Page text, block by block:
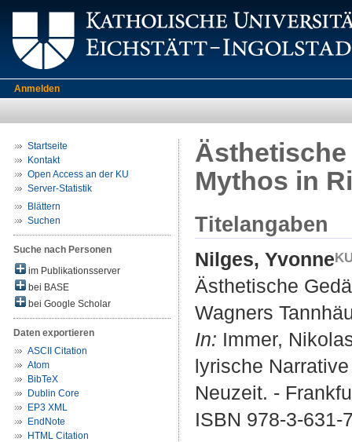
Anmelden
Startseite
Kontakt
Open Access an der KU
Server-Statistik
Blättern
Suchen
Suche nach Personen
im Publikationsserver
bei BASE
bei Google Scholar
Daten exportieren
ASCII Citation
Atom
BibTeX
Dublin Core
EP3 XML
EndNote
HTML Citation
Mythos in
Titelangaben
Nilges, Yvonne
Ästhetische
Wagners
In: Immer,
lyrische
Neuzeit. -
ISBN 978-3-631-